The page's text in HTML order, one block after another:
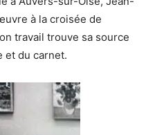
à la croisée de
travail trouve sa source
et du carnet.